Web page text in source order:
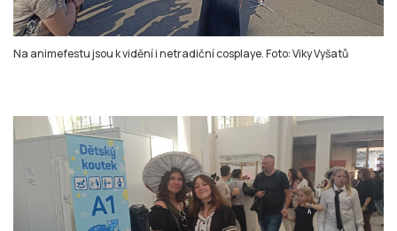
Na animefestu jsou k vidění i netradiční cosplaye. Foto: Viky Vyšatů